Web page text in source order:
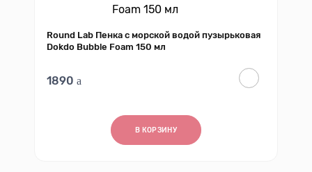
Round Lab Пенка с морской водой пузырьковая
Dokdo Bubble Foam 150 мл
1890
В КОРЗИНУ